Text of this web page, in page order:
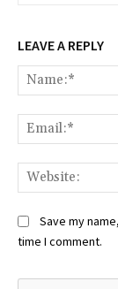
LEAVE A REPLY
Save my
time I comment.